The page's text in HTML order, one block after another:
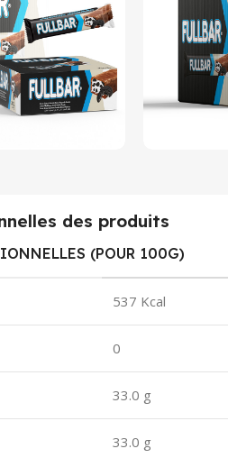
des produits
(POUR 100G)
537 Kcal
0
33.0 g
33.0 g